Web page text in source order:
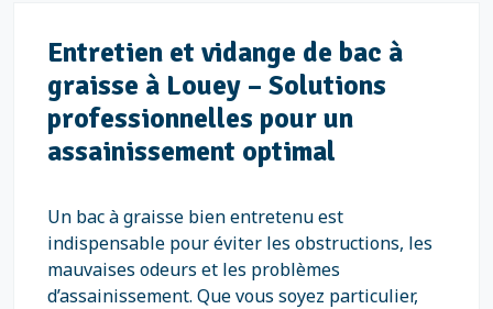
Entretien et vidange de bac à
graisse à Louey – Solutions
professionnelles pour un
assainissement optimal
Un bac à graisse bien entretenu est
indispensable pour éviter les obstructions, les
mauvaises odeurs et les problèmes
d’assainissement. Que vous soyez particulier,